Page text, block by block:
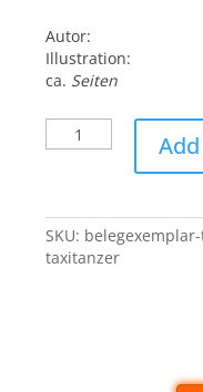
Autor:
Illustration:
ca. Seiten
Belegexemplar
('Taschenbuch'):
und
Taxitänzer
quantity
SKU:
taxitanzer